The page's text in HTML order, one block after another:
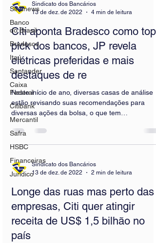
Sindnews
Banco
do Brasil
Bradesco
Itaú
Santander
Caixa
Federal
Citibank
Mercantil
Safra
HSBC
Financeiras
Jurídico
Sindicato dos Bancários
13 de dez. de 2022
4 min de leitura
Citi aponta Bradesco como top
pick dos bancos, JP revela
elétricas preferidas e mais
destaques de re
Neste início de ano, diversas casas de análise
estão revisando suas recomendações para
diversas ações da bolsa, o que tem
movimentado os...
Sindicato dos Bancários
13 de dez. de 2022
2 min de leitura
Longe das ruas mas perto das
empresas, Citi quer atingir
receita de US$ 1,5 bilhão no
país